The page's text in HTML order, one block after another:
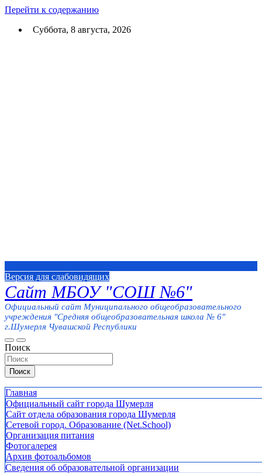
Перейти к содержанию
Суббота, 8 августа, 2026
Версия для слабовидящих
Сайт МБОУ "СОШ №6"
Официальный сайт Муниципального общеобразовательного
учреждения "Средняя общеобразовательная школа № 6"
г.Шумерля Чувашской Республики
Поиск
Поиск
Главная
Официальный сайт города Шумерля
Сайт отдела образования города Шумерля
Сетевой город. Образование (Net.School)
Организация питания
Фотогалерея
Архив фотоальбомов
Сведения об образовательной организации